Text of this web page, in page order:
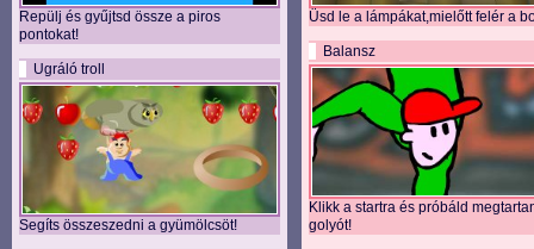
Repülj és gyűjtsd össze a piros
pontokat!
Ugráló troll
Segíts összeszedni a gyümölcsöt!
Üsd le a lámpákat,mielőtt felér a
Balansz
Klikk a startra és próbáld
golyót!